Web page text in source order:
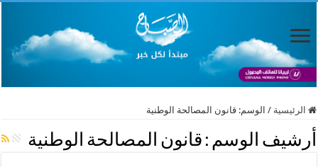
الرئيسية / الوسم:قانون المصالحة الوطنية
أرشيف الوسم : قانون المصالحة الوطنية